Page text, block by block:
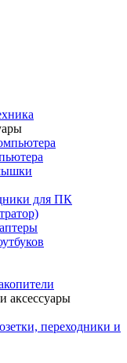
для ПК
аксессуары
переходники и